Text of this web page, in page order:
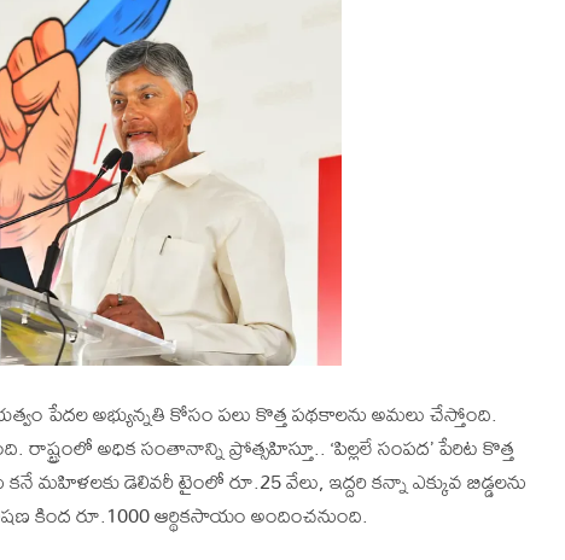
పేదల అభ్యున్నతి కోసం పలు కొత్త పథకాలను అమలు చేస్తోంది.
అధిక సంతానాన్ని ప్రోత్సహిస్తూ.. ‘పిల్లలే సంపద’ పేరిట కొత్త
మహిళలకు డెలివరీ టైంలో రూ.25 వేలు, ఇద్దరి కన్నా ఎక్కువ బిడ్డలను
పోషణ కింద రూ.1000 ఆర్థికసాయం అందించనుంది.